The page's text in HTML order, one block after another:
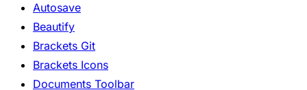
Autosave
Beautify
Brackets Git
Brackets Icons
Documents Toolbar